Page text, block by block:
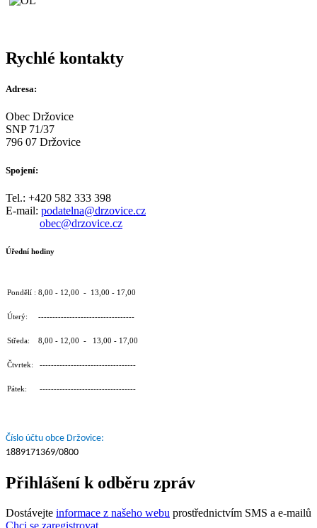
Rychlé kontakty
Adresa:
Obec Držovice
SNP 71/37
796 07 Držovice
Spojení:
Tel.: +420 582 333 398
E-mail: podatelna@drzovice.cz
obec@drzovice.cz
Úřední hodiny
Pondělí : 8,00 - 12,00 - 13,00 - 17,00
Úterý: ----------------------------------
Středa: 8,00 - 12,00 - 13,00 - 17,00
Čtvrtek: ----------------------------------
Pátek: ----------------------------------
Číslo účtu obce Držovice:
1889171369/0800
Přihlášení k odběru zpráv
Dostávejte informace z našeho webu prostřednictvím SMS a e-mailů
Chci se zaregistrovat